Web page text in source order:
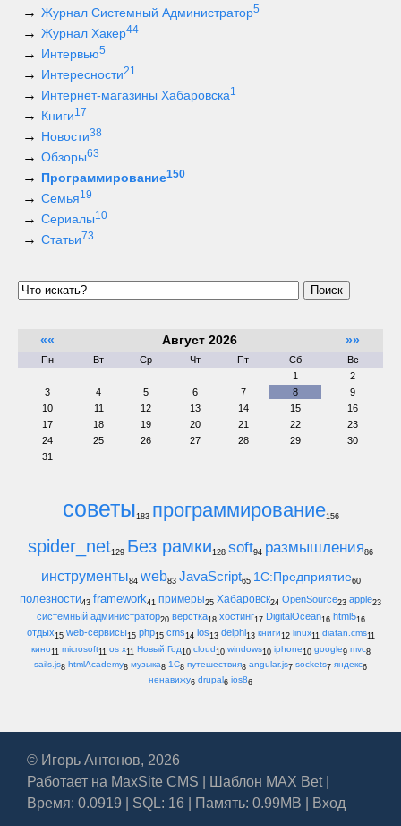
Журнал Системный Администратор5
Журнал Хакер44
Интервью5
Интересности21
Интернет-магазины Хабаровска1
Книги17
Новости38
Обзоры63
Программирование150
Семья19
Сериалы10
Статьи 73
Поиск
«« Август 2026 »»
Пн Вт Ср Чт Пт Сб
Вс
1
2
3
4 5 6 7 8
9
10
11 12 13 14 15
16
17
18 19 20 21 22
23
24
25 26 27 28 29
30
31
советы183 программирование156
spider_net129 Без рамки128 soft94 размышления86
инструменты84 web83 JavaScript65 1С:Предприятие60
полезности43 framework41 примеры25 Хабаровск24 OpenSource23 apple23
системный администратор20 верстка18 хостинг17 DigitalOcean16 html516
отдых15 web-сервисы15 php15 cms14 ios13 delphi13 книги12 linux11 diafan.cms11
кино11 microsoft11 os x11 Новый Год10 cloud10 windows10 iphone10 google9 mvc8
sails.js8 htmlAcademy8 музыка8 1С8 путешествия8 angular.js7 sockets7 яндекс6
ненавижу6 drupal6 ios86
© Игорь Антонов, 2026
Работает на MaxSite CMS Шаблон MAX Bet|
Время: 0.0919 | SQL: 16 | Память: 0.99MB
Вход